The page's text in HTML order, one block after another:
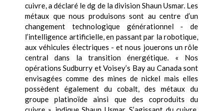
cuivre, a déclaré le dg de la division Shaun Usmar. Les
métaux que nous produisons sont au centre d’un
changement technologique générationnel - de
l’intelligence artificielle, en passant par la robotique,
aux véhicules électriques - et nous jouerons un rôle
central dans la transition énergétique. « Nos
opérations Sudburry et Voisey’s Bay au Canada sont
envisagées comme des mines de nickel mais elles
possèdent également du cobalt, des métaux du
groupe platinoïde ainsi que des coproduits du